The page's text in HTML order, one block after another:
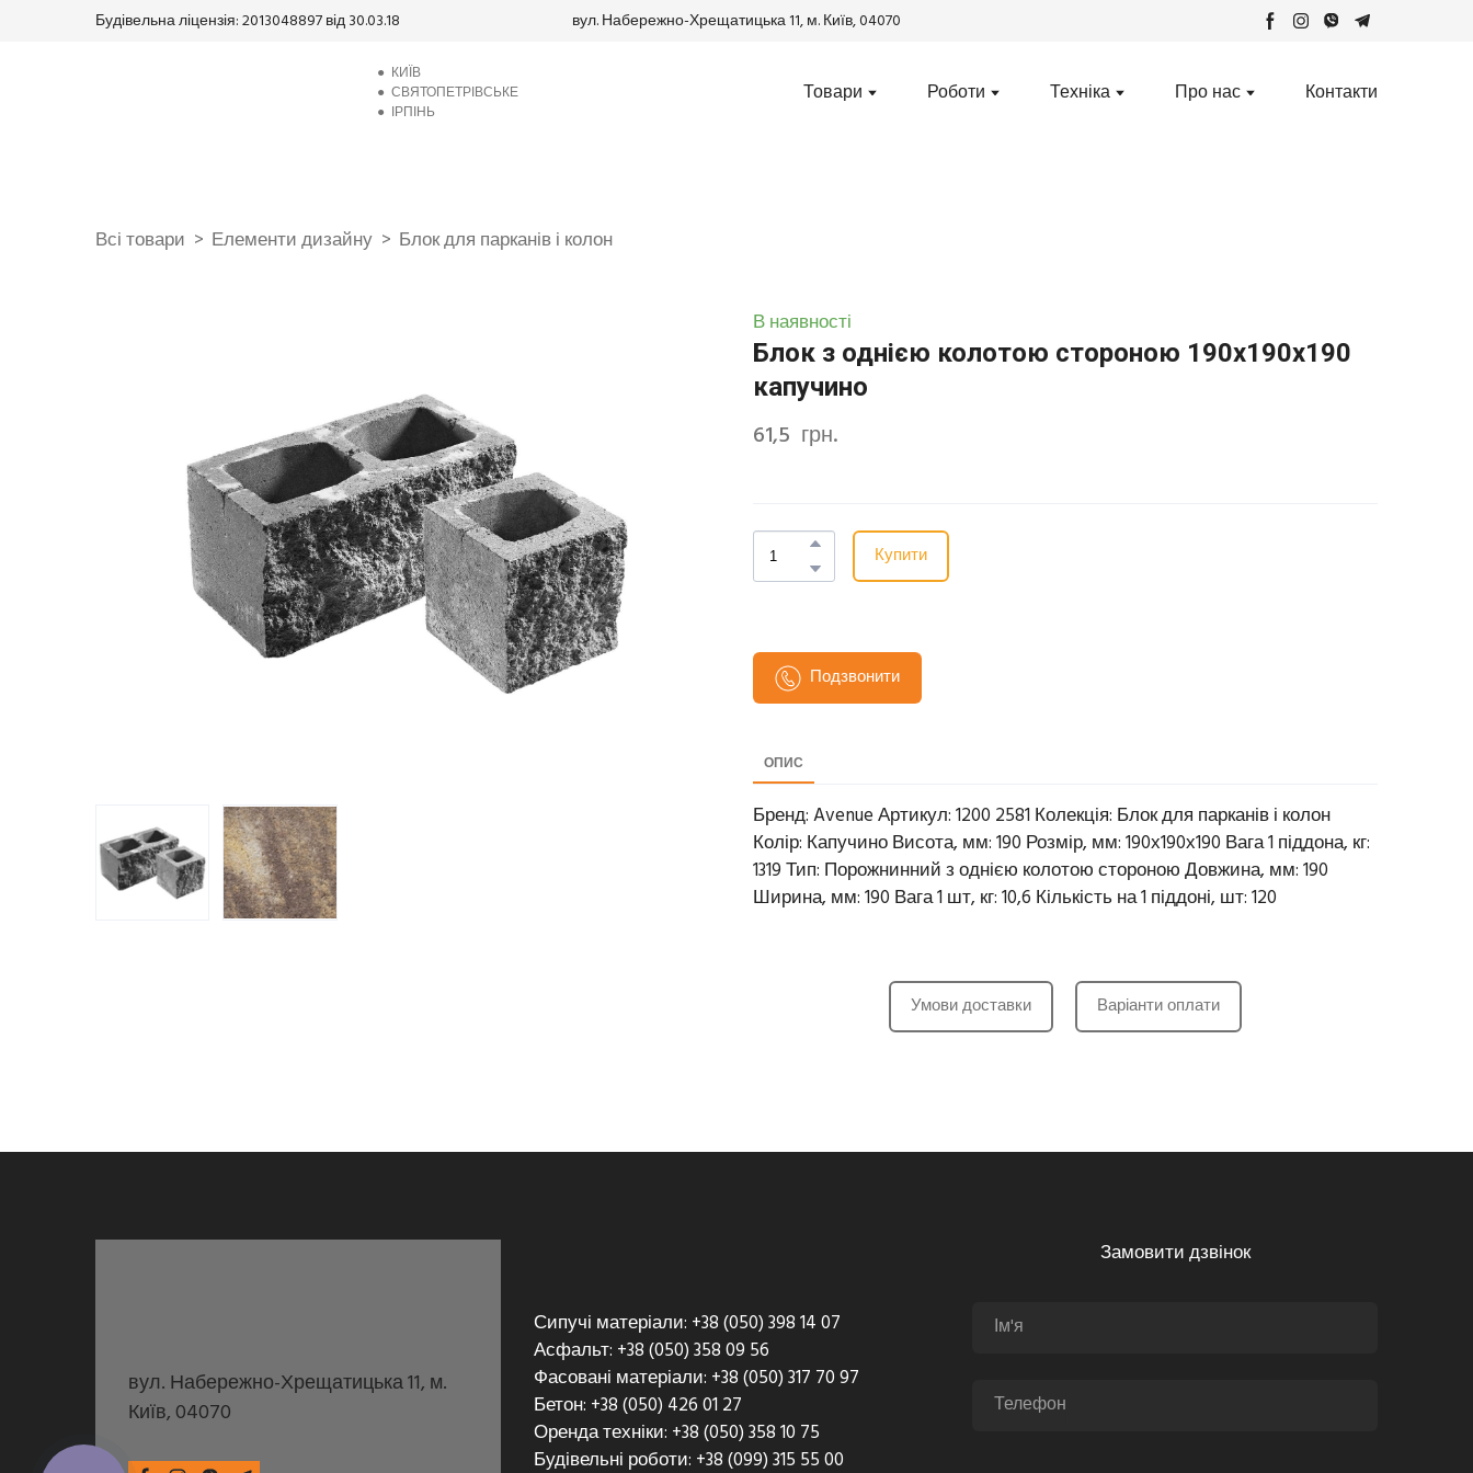
Будівельна ліцензія: 2013048897 від 30.03.18 вул. Набережно-Хрещатицька 11, м. Київ, 04070
● КИЇВ
●СВЯТОПЕТРІВСЬКЕ
● ІРПІНЬ
Товари Роботи Техніка Про нас Контакти
Всі товари Елементи дизайну Блок для парканів і колон
В наявності
Блок з однією колотою стороною 190х190х190
капучино
61,5  грн.
Купити
Подзвонити
ОПИС
Бренд: Avenue Артикул: 1200 2581 Колекція: Блок для парканів і колон
Колір: Капучино Висота, мм: 190 Розмір, мм: 190х190х190 Вага 1 піддона, кг:
1319 Тип: Порожнинний з однією колотою стороною Довжина, мм: 190
Ширина, мм: 190 Вага 1 шт, кг: 10,6 Кількість на 1 піддоні, шт: 120
Умови доставки Варіанти оплати
вул. Набережно-Хрещатицька 11, м.
Київ, 04070
Сипучі матеріали: +38 (050) 398 14 07
Асфальт: +38 (050) 358 09 56
Фасовані матеріали: +38 (050) 317 70 97
Бетон: +38 (050) 426 01 27
Оренда техніки: +38 (050) 358 10 75
Будівельні роботи: +38 (099) 315 55 00
Замовити дзвінок